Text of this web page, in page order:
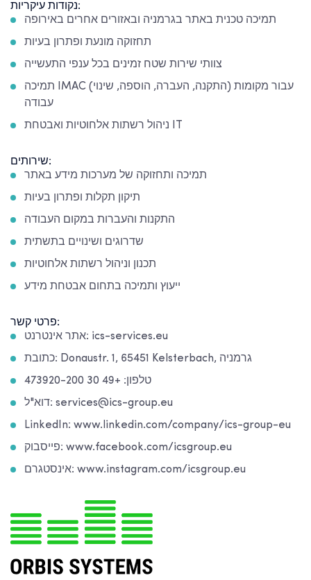
נקודות עיקריות:
תמיכה טכנית באתר בגרמניה ובאזורים אחרים באירופה
תחזוקה מונעת ופתרון בעיות
צוותי שירות שטח זמינים בכל ענפי התעשייה
תמיכה IMAC (התקנה, העברה, הוספה, שינוי) עבור מקומות
עבודה
שירותים:
תמיכה ותחזוקה של מערכות מידע באתר
תיקון תקלות ופתרון בעיות
התקנות והעברות במקום העבודה
שדרוגים ושינויים בתשתית
תכנון וניהול רשתות אלחוטיות
ייעוץ ותמיכה בתחום אבטחת מידע
פרטי קשר:
אתר אינטרנט: ics-services.eu
כתובת: Donaustr. 1, 65451 Kelsterbach, גרמניה
טלפון: +49 30 473920-200
דוא"ל: services@ics-group.eu
LinkedIn: www.linkedin.com/company/ics-group-eu
פייסבוק: www.facebook.com/icsgroup.eu
אינסטגרם: www.instagram.com/icsgroup.eu